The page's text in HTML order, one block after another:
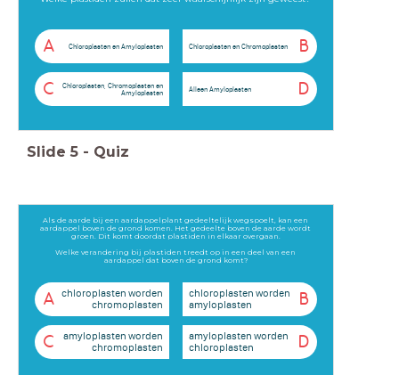
A Chloroplasten en Amyloplasten B
Chloroplasten en Chromoplasten
C
Chloroplasten, Chromoplasten en
Amyloplasten
D
Alleen Amyloplasten
Slide 5 - Quiz
Als de aarde bij een aardappelplant gedeeltelijk wegspoelt, kan een
aardappel boven de grond komen. Het gedeelte boven de aarde wordt
groen. Dit komt doordat plastiden in elkaar overgaan.
Welke verandering bij plastiden treedt op in een deel van een
aardappel dat boven de grond komt?
A chloroplasten worden
chromoplasten
B
chloroplasten worden
amyloplasten
C
amyloplasten worden
chromoplasten
D
amyloplasten worden
chloroplasten